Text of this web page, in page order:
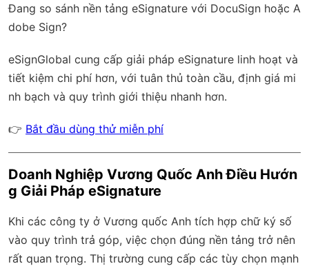
Đang so sánh nền tảng eSignature với DocuSign hoặc A
dobe Sign?
eSignGlobal cung cấp giải pháp eSignature linh hoạt và
tiết kiệm chi phí hơn, với tuân thủ toàn cầu, định giá mi
nh bạch và quy trình giới thiệu nhanh hơn.
👉 Bắt đầu dùng thử miễn phí
Doanh Nghiệp Vương Quốc Anh Điều Hướn
g Giải Pháp eSignature
Khi các công ty ở Vương quốc Anh tích hợp chữ ký số
vào quy trình trả góp, việc chọn đúng nền tảng trở nên
rất quan trọng. Thị trường cung cấp các tùy chọn mạnh